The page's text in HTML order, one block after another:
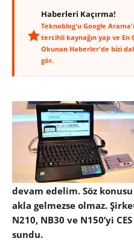
Haberleri Kaçırma!
Teknoblog'u Google
tercihli kaynağın yap ve En
Okunan Haberler'de bizi
gör.
devam edelim. Söz
akla gelmezse olmaz.
N210, NB30 ve N150’yi
sundu.